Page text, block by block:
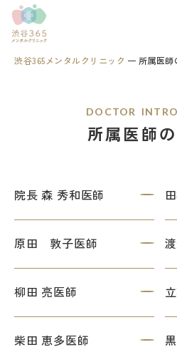
DOCTOR
所属医師
渋谷365メンタルクリニック 所属医師
院長 森 秀和医師
原田 敦子医師
柳田 亮医師
柴田 恵多医師